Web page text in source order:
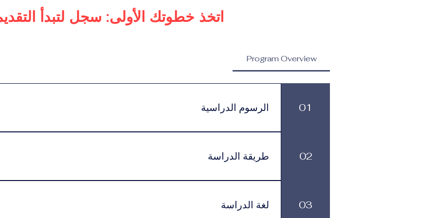
واستراتيجيات الرفاهية العالمية
اتخذ خطوتك الأولى: سجل لتبدأ
Program Overview
01 الرسوم الدراسية
الرسوم الدراسية:اضغط هنا للاطلاع على خيارات الرسوم ونظام الاشتراك
02 طريقة الدراسة
يتم تقديم هذا البرنامج بنظام التعليم عبر الإنترنت
لموافقة التأشيرة وأنظمة السفر.
03 لغة الدراسة